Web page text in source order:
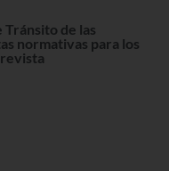
de las
normativas para los